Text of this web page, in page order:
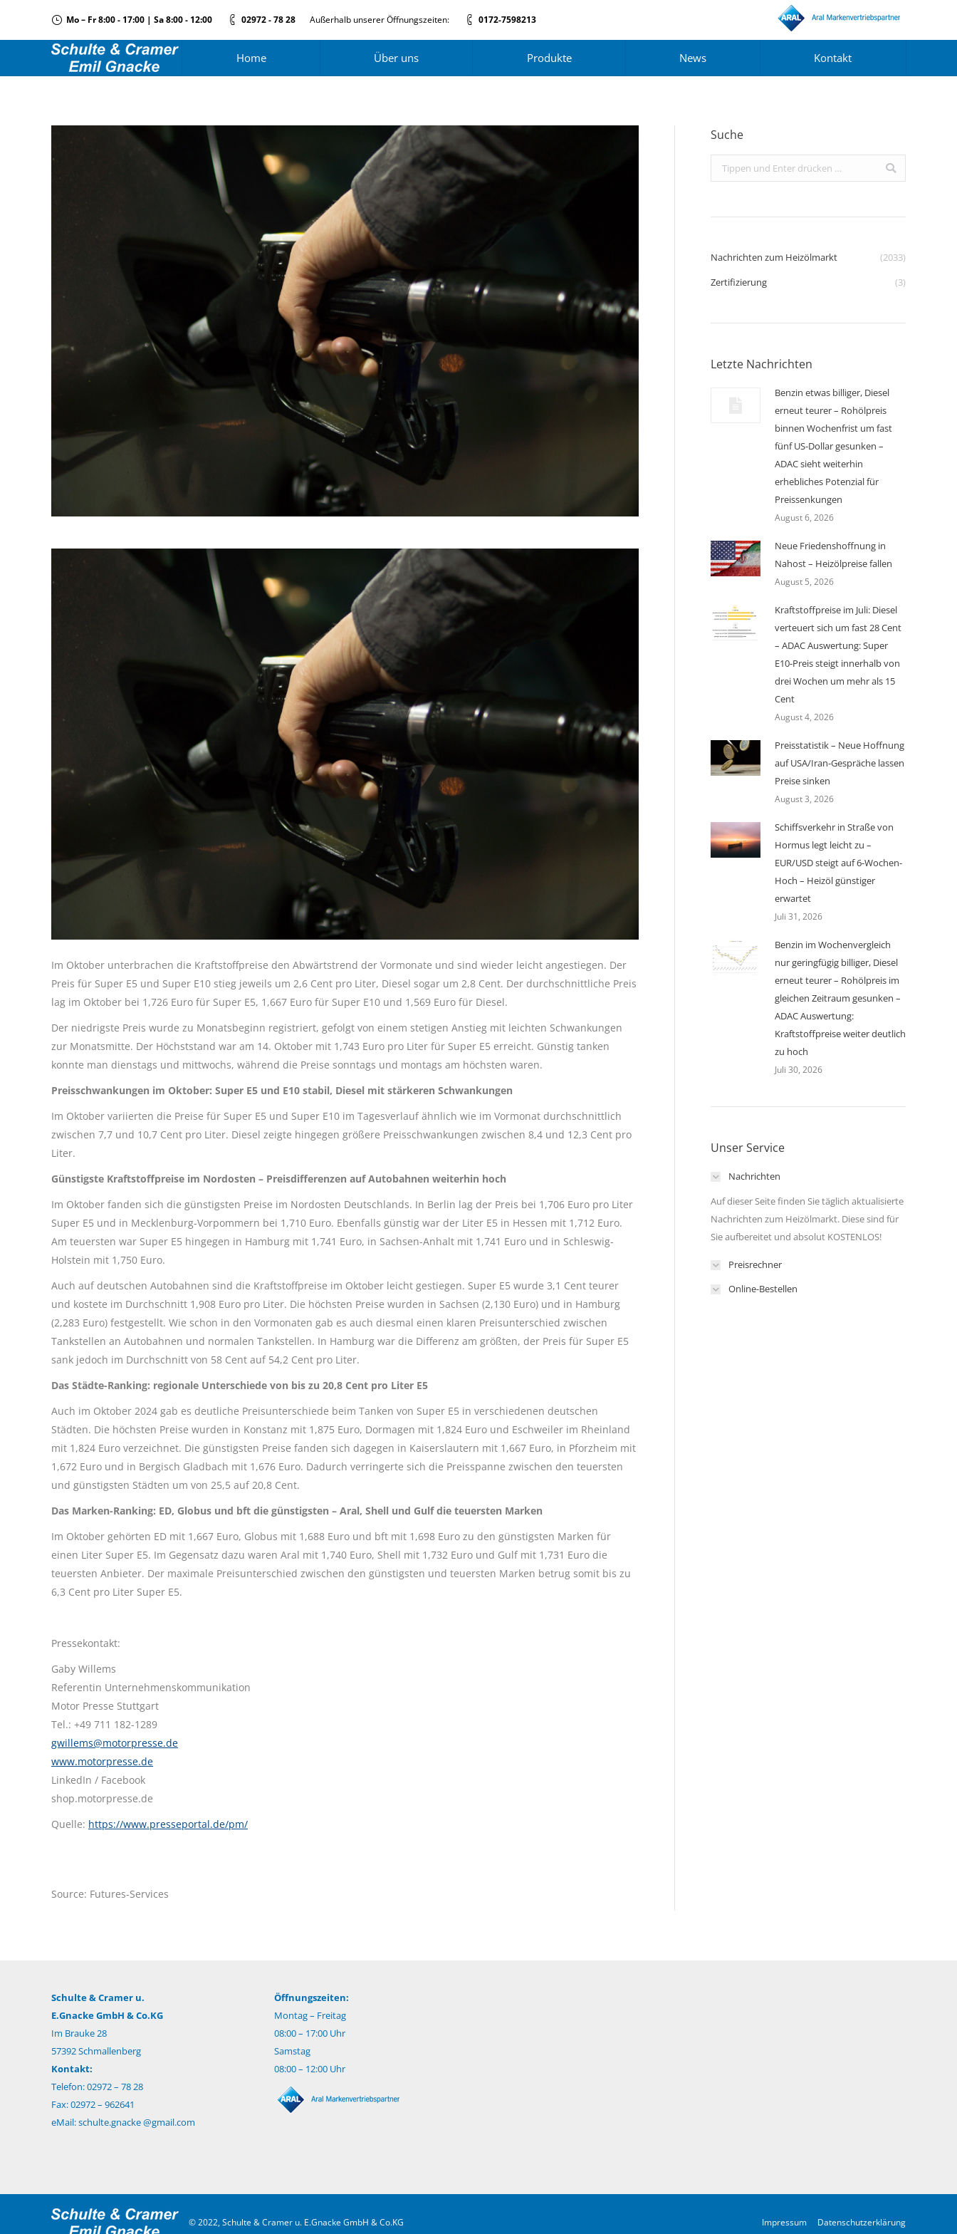
Mo – Fr 8:00 - 17:00 | Sa 8:00 - 12:00 02972 - 78 28 Außerhalb unserer Öffnungszeiten: 0172-7598213
Home Über uns Produkte News Kontakt
Im Oktober unterbrachen die Kraftstoffpreise den Abwärtstrend der Vormonate und sind wieder leicht angestiegen. Der
Preis für Super E5 und Super E10 stieg jeweils um 2,6 Cent pro Liter, Diesel sogar um 2,8 Cent. Der durchschnittliche Preis
lag im Oktober bei 1,726 Euro für Super E5, 1,667 Euro für Super E10 und 1,569 Euro für Diesel.
Der niedrigste Preis wurde zu Monatsbeginn registriert, gefolgt von einem stetigen Anstieg mit leichten Schwankungen
zur Monatsmitte. Der Höchststand war am 14. Oktober mit 1,743 Euro pro Liter für Super E5 erreicht. Günstig tanken
konnte man dienstags und mittwochs, während die Preise sonntags und montags am höchsten waren.
Preisschwankungen im Oktober: Super E5 und E10 stabil, Diesel mit stärkeren Schwankungen
Im Oktober variierten die Preise für Super E5 und Super E10 im Tagesverlauf ähnlich wie im Vormonat durchschnittlich
zwischen 7,7 und 10,7 Cent pro Liter. Diesel zeigte hingegen größere Preisschwankungen zwischen 8,4 und 12,3 Cent pro
Liter.
Günstigste Kraftstoffpreise im Nordosten – Preisdifferenzen auf Autobahnen weiterhin hoch
Im Oktober fanden sich die günstigsten Preise im Nordosten Deutschlands. In Berlin lag der Preis bei 1,706 Euro pro Liter
Super E5 und in Mecklenburg-Vorpommern bei 1,710 Euro. Ebenfalls günstig war der Liter E5 in Hessen mit 1,712 Euro.
Am teuersten war Super E5 hingegen in Hamburg mit 1,741 Euro, in Sachsen-Anhalt mit 1,741 Euro und in Schleswig-
Holstein mit 1,750 Euro.
Auch auf deutschen Autobahnen sind die Kraftstoffpreise im Oktober leicht gestiegen. Super E5 wurde 3,1 Cent teurer
und kostete im Durchschnitt 1,908 Euro pro Liter. Die höchsten Preise wurden in Sachsen (2,130 Euro) und in Hamburg
(2,283 Euro) festgestellt. Wie schon in den Vormonaten gab es auch diesmal einen klaren Preisunterschied zwischen
Tankstellen an Autobahnen und normalen Tankstellen. In Hamburg war die Differenz am größten, der Preis für Super E5
sank jedoch im Durchschnitt von 58 Cent auf 54,2 Cent pro Liter.
Das Städte-Ranking: regionale Unterschiede von bis zu 20,8 Cent pro Liter E5
Auch im Oktober 2024 gab es deutliche Preisunterschiede beim Tanken von Super E5 in verschiedenen deutschen
Städten. Die höchsten Preise wurden in Konstanz mit 1,875 Euro, Dormagen mit 1,824 Euro und Eschweiler im Rheinland
mit 1,824 Euro verzeichnet. Die günstigsten Preise fanden sich dagegen in Kaiserslautern mit 1,667 Euro, in Pforzheim mit
1,672 Euro und in Bergisch Gladbach mit 1,676 Euro. Dadurch verringerte sich die Preisspanne zwischen den teuersten
und günstigsten Städten um von 25,5 auf 20,8 Cent.
Das Marken-Ranking: ED, Globus und bft die günstigsten – Aral, Shell und Gulf die teuersten Marken
Im Oktober gehörten ED mit 1,667 Euro, Globus mit 1,688 Euro und bft mit 1,698 Euro zu den günstigsten Marken für
einen Liter Super E5. Im Gegensatz dazu waren Aral mit 1,740 Euro, Shell mit 1,732 Euro und Gulf mit 1,731 Euro die
teuersten Anbieter. Der maximale Preisunterschied zwischen den günstigsten und teuersten Marken betrug somit bis zu
6,3 Cent pro Liter Super E5.
Pressekontakt:
Gaby Willems
Referentin Unternehmenskommunikation
Motor Presse Stuttgart
Tel.: +49 711 182-1289
gwillems@motorpresse.de
www.motorpresse.de
LinkedIn / Facebook
shop.motorpresse.de
Quelle: https://www.presseportal.de/pm/
Source: Futures-Services
Suche
Search:
Nachrichten zum Heizölmarkt
(2033)
Zertifizierung
(3)
Letzte Nachrichten
Benzin etwas billiger, Diesel
erneut teurer – Rohölpreis
binnen Wochenfrist um fast
fünf US-Dollar gesunken –
ADAC sieht weiterhin
erhebliches Potenzial für
Preissenkungen
August 6, 2026
Neue Friedenshoffnung in
Nahost – Heizölpreise fallen
August 5, 2026
Kraftstoffpreise im Juli: Diesel
verteuert sich um fast 28 Cent
– ADAC Auswertung: Super
E10-Preis steigt innerhalb von
drei Wochen um mehr als 15
Cent
August 4, 2026
Preisstatistik – Neue Hoffnung
auf USA/Iran-Gespräche lassen
Preise sinken
August 3, 2026
Schiffsverkehr in Straße von
Hormus legt leicht zu –
EUR/USD steigt auf 6-Wochen-
Hoch – Heizöl günstiger
erwartet
Juli 31, 2026
Benzin im Wochenvergleich
nur geringfügig billiger, Diesel
erneut teurer – Rohölpreis im
gleichen Zeitraum gesunken –
ADAC Auswertung:
Kraftstoffpreise weiter deutlich
zu hoch
Juli 30, 2026
Unser Service
Nachrichten
Auf dieser Seite finden Sie täglich aktualisierte
Nachrichten zum Heizölmarkt. Diese sind für
Sie aufbereitet und absolut KOSTENLOS!
Preisrechner
Online-Bestellen
Schulte & Cramer u.
E.Gnacke GmbH & Co.KG
Im Brauke 28
57392 Schmallenberg
Kontakt:
Telefon: 02972 – 78 28
Fax: 02972 – 962641
eMail:schulte.gnacke @gmail.com
Öffnungszeiten:
Montag – Freitag
08:00 – 17:00 Uhr
Samstag
08:00 – 12:00 Uhr
© 2022, Schulte & Cramer u. E.Gnacke GmbH & Co.KG Impressum Datenschutzerklärung